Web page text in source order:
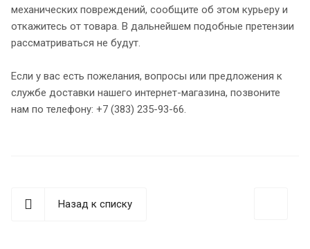
механических повреждений, сообщите об этом курьеру и
откажитесь от товара. В дальнейшем подобные претензии
рассматриваться не будут.
Если у вас есть пожелания, вопросы или предложения к
службе доставки нашего интернет-магазина, позвоните
нам по телефону: +7 (383) 235-93-66.
Назад к списку